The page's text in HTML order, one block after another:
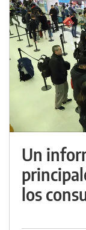
Un
los